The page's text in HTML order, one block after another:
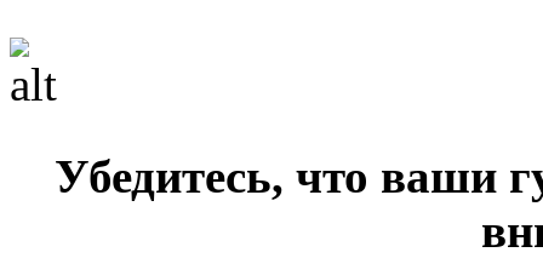
Убедитесь, что ваши